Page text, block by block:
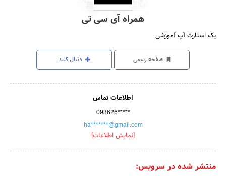
همراه آی سی تی
یک استارت آپ آموزشی
صفحه رسمی دنبال کنید
اطلاعات تماس
093626*****
ha*******@gmail.com
[نمایش اطلاعات]
منتشر شده در سرویس: